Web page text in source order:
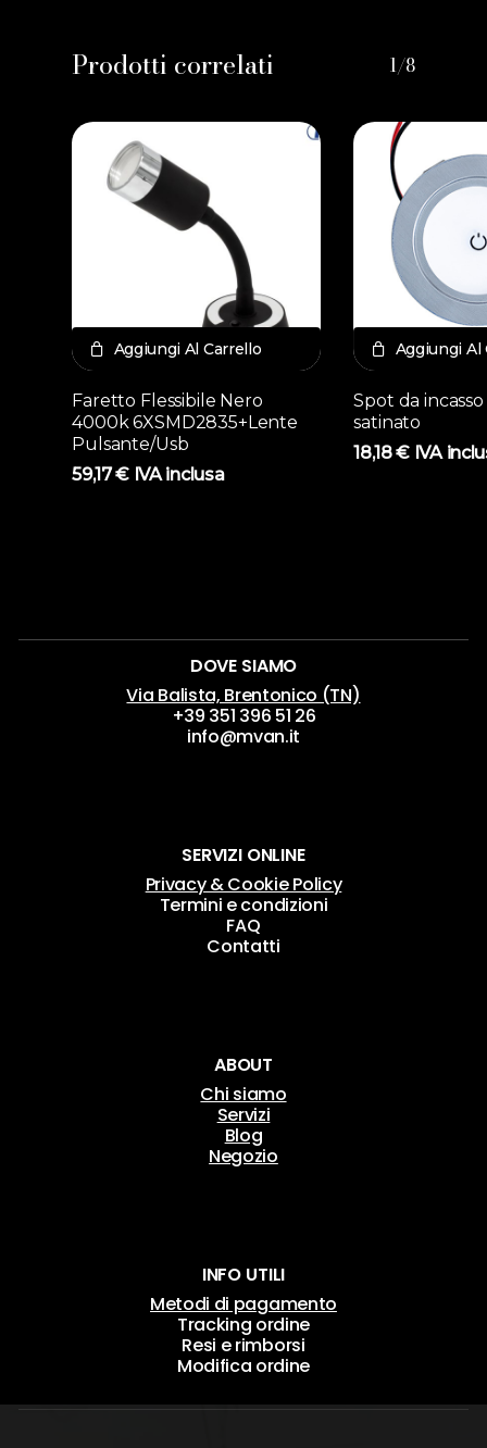
Prodotti correlati 1/8
Aggiungi Al Carrello
Faretto Flessibile Nero
4000k 6XSMD2835+Lente
Pulsante/Usb
59,17€ IVA inclusa
Aggiungi Al
Spot da
satinato
18,18€ IVA
DOVE SIAMO
Via Balista, Brentonico (TN)
+39 351 396 51 26
info@mvan.it
SERVIZI ONLINE
Privacy & Cookie Policy
Termini e condizioni
FAQ
Contatti
ABOUT
Chi siamo
Servizi
Blog
Negozio
INFO UTILI
Metodi di pagamento
Tracking ordine
Resi e rimborsi
Modifica ordine